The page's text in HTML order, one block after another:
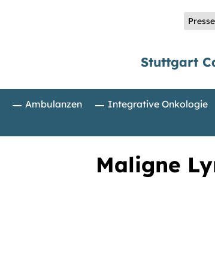
Presse
Stuttgart
Ambulanzen Integrative Onkologie
Maligne